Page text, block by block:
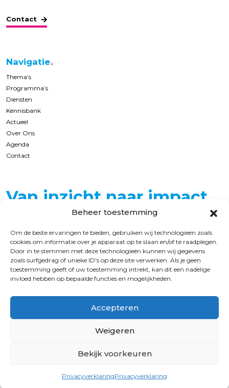
Beheer toestemming
Om de beste ervaringen te bieden, gebruiken wij technologieën zoals
cookies om informatie over je apparaat op te slaan en/of te raadplegen.
Door in te stemmen met deze technologieën kunnen wij gegevens
zoals surfgedrag of unieke ID's op deze site verwerken. Als je geen
toestemming geeft of uw toestemming intrekt, kan dit een nadelige
invloed hebben op bepaalde functies en mogelijkheden.
Accepteren
Weigeren
Bekijk voorkeuren
PrivacyverklaringPrivacyverklaring
Contact
Navigatie
Thema’s
Programma’s
Diensten
Kennisbank
Actueel
Over Ons
Agenda
Contact
Van inzicht naar impact
© 2026 CMO STAMM
Privacyverklaring
Ontwikkeld door Eye Entertainment